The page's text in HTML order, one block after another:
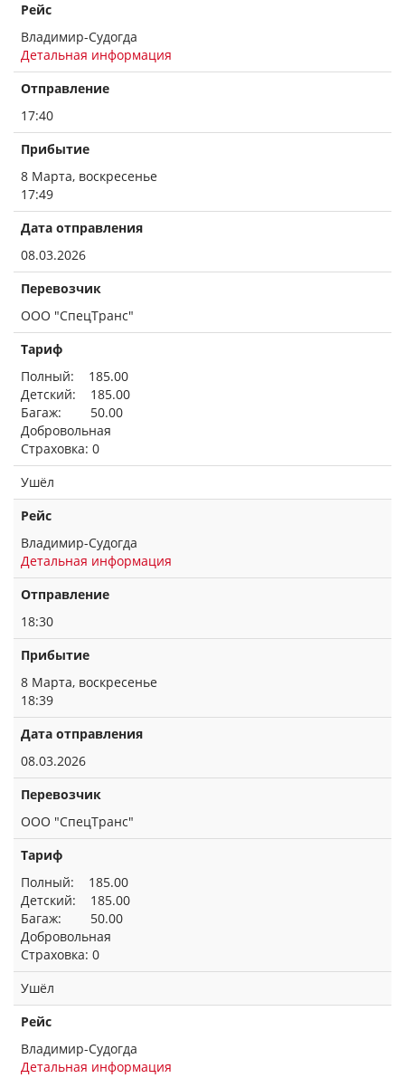
Рейс
Владимир-Судогда
Детальная информация
Отправление
17:40
Прибытие
8 Марта, воскресенье
17:49
Дата отправления
08.03.2026
Перевозчик
ООО "СпецТранс"
Тариф
Полный: 185.00
Детский: 185.00
Багаж: 50.00
Добровольная
Страховка: 0
Ушёл
Рейс
Владимир-Судогда
Детальная информация
Отправление
18:30
Прибытие
8 Марта, воскресенье
18:39
Дата отправления
08.03.2026
Перевозчик
ООО "СпецТранс"
Тариф
Полный: 185.00
Детский: 185.00
Багаж: 50.00
Добровольная
Страховка: 0
Ушёл
Рейс
Владимир-Судогда
Детальная информация